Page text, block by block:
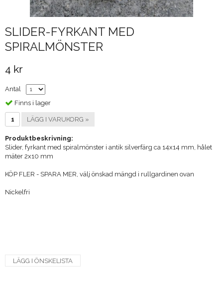
SLIDER-FYRKANT MED
SPIRALMÖNSTER
4 kr
Antal
Finns i lager
LÄGG I VARUKORG »
Produktbeskrivning:
Slider, fyrkant med spiralmönster i antik silverfärg ca 14x14 mm, hålet
mäter 2x10 mm
KÖP FLER - SPARA MER, välj önskad mängd i rullgardinen ovan
Nickelfri
LÄGG I ÖNSKELISTA